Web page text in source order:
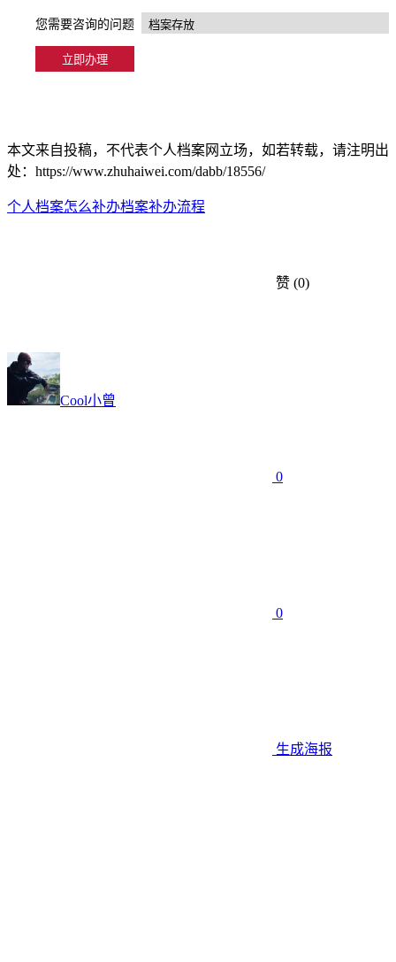
您需要咨询的问题
本文来自投稿，不代表个人档案网立场，如若转载，请注明出
处：https://www.zhuhaiwei.com/dabb/18556/
个人档案怎么补办档案补办流程
赞 (0)
Cool小曾
0
0
生成海报